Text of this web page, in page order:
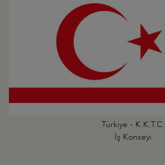
Türkiye - K.K.T.C.
İş Konseyi